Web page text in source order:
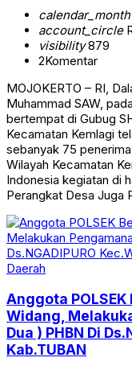
calendar_month
account_circle
visibility879
2Komentar
MOJOKERTO – RI,
Muhammad SAW,
bertempat di Gubug
Kecamatan Kemlagi
sebanyak 75
Wilayah Kecamatan
Indonesia kegiatan di
Perangkat Desa Juga
Daerah
Anggota POLSEK
Widang,
Dua ) PHBN Di
Kab.TUBAN